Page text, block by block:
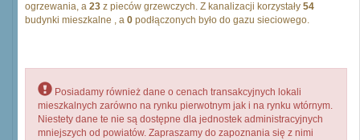
ogrzewania, a 23 z pieców grzewczych. Z kanalizacji korzystały 54
budynki mieszkalne , a 0 podłączonych było do gazu sieciowego.
Posiadamy również dane o cenach transakcyjnych lokali
mieszkalnych zarówno na rynku pierwotnym jak i na rynku wtórnym.
Niestety dane te nie są dostępne dla jednostek administracyjnych
mniejszych od powiatów. Zapraszamy do zapoznania się z nimi